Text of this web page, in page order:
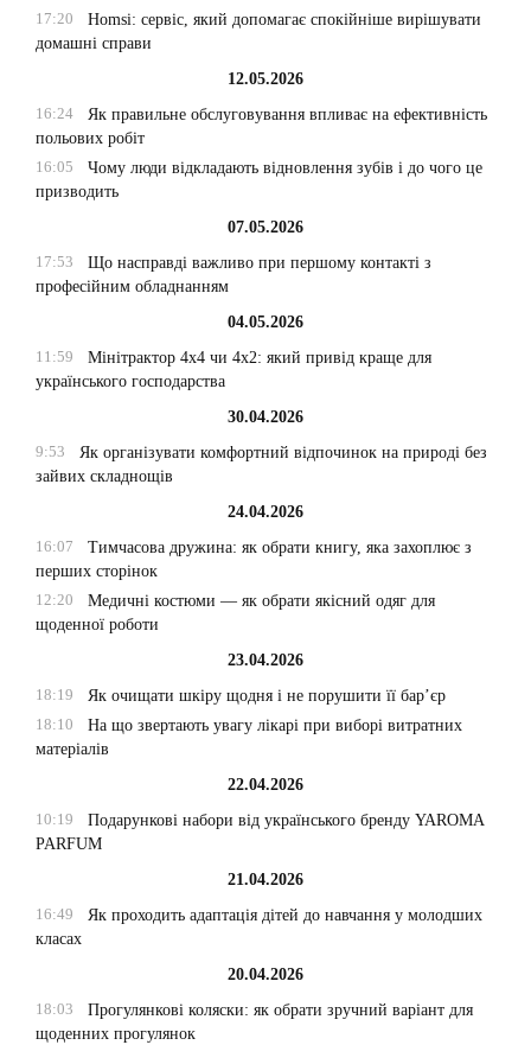
17:20
Homsi: сервіс, який допомагає спокійніше вирішувати
домашні справи
12.05.2026
16:24
Як правильне обслуговування впливає на ефективність
польових робіт
16:05
Чому люди відкладають відновлення зубів і до чого це
призводить
07.05.2026
17:53
Що насправді важливо при першому контакті з
професійним обладнанням
04.05.2026
11:59
Мінітрактор 4х4 чи 4х2: який привід краще для
українського господарства
30.04.2026
9:53
Як організувати комфортний відпочинок на природі без
зайвих складнощів
24.04.2026
16:07
Тимчасова дружина: як обрати книгу, яка захоплює з
перших сторінок
12:20
Медичні костюми — як обрати якісний одяг для
щоденної роботи
23.04.2026
18:19
Як очищати шкіру щодня і не порушити її бар’єр
18:10
На що звертають увагу лікарі при виборі витратних
матеріалів
22.04.2026
10:19
Подарункові набори від українського бренду YAROMA
PARFUM
21.04.2026
16:49
Як проходить адаптація дітей до навчання у молодших
класах
20.04.2026
18:03
Прогулянкові коляски: як обрати зручний варіант для
щоденних прогулянок